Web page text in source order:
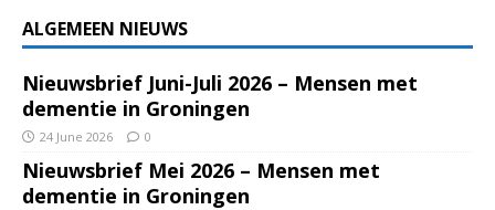
ALGEMEEN NIEUWS
Nieuwsbrief Juni-Juli 2026 – Mensen met
dementie in Groningen
24 June 2026 0
Nieuwsbrief Mei 2026 – Mensen met
dementie in Groningen